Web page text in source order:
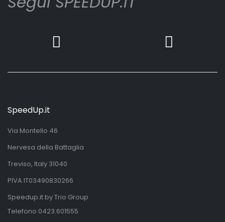
SpeedUp.it
Via Montello 46
Nervesa della Battaglia
Treviso, Italy 31040
PIVA IT03490830266
Speedup.it by Trio Group
Telefono 0423.601555